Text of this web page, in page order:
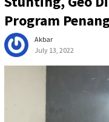
Program
Akbar
July 13, 2022